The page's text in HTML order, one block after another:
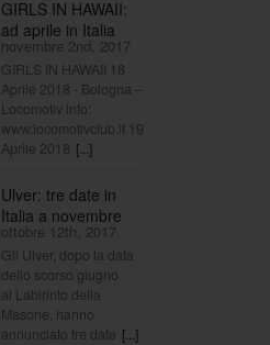
GIRLS IN HAWAII:
ad aprile in Italia
novembre 2nd, 2017
GIRLS IN HAWAII 18
Aprile 2018 - Bologna –
Locomotiv info:
www.locomotivclub.it 19
Aprile 2018 [...]
Ulver: tre date in
Italia a novembre
ottobre 12th, 2017
Gli Ulver, dopo la data
dello scorso giugno
al Labirinto della
Masone, hanno
annunciato tre date [...]